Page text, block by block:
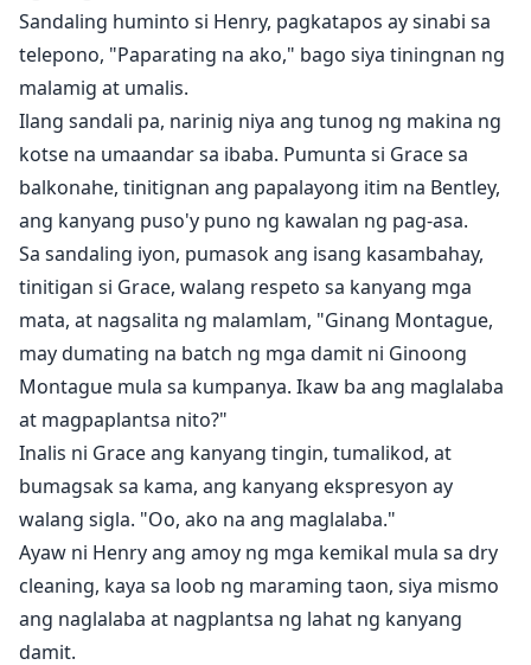
Sandaling huminto si Henry, pagkatapos ay sinabi sa
telepono, "Paparating na ako," bago siya tiningnan ng
malamig at umalis.
Ilang sandali pa, narinig niya ang tunog ng makina ng
kotse na umaandar sa ibaba. Pumunta si Grace sa
balkonahe, tinitignan ang papalayong itim na Bentley,
ang kanyang puso'y puno ng kawalan ng pag-asa.
Sa sandaling iyon, pumasok ang isang kasambahay,
tinitigan si Grace, walang respeto sa kanyang mga
mata, at nagsalita ng malamlam, "Ginang Montague,
may dumating na batch ng mga damit ni Ginoong
Montague mula sa kumpanya. Ikaw ba ang maglalaba
at magpaplantsa nito?"
Inalis ni Grace ang kanyang tingin, tumalikod, at
bumagsak sa kama, ang kanyang ekspresyon ay
walang sigla. "Oo, ako na ang maglalaba."
Ayaw ni Henry ang amoy ng mga kemikal mula sa dry
cleaning, kaya sa loob ng maraming taon, siya mismo
ang naglalaba at nagplantsa ng lahat ng kanyang
damit.